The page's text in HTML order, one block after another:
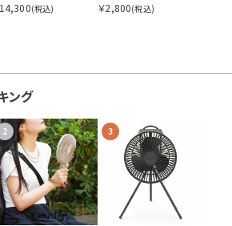
る
(税込)
￥2,800(税込)
ング
2 3